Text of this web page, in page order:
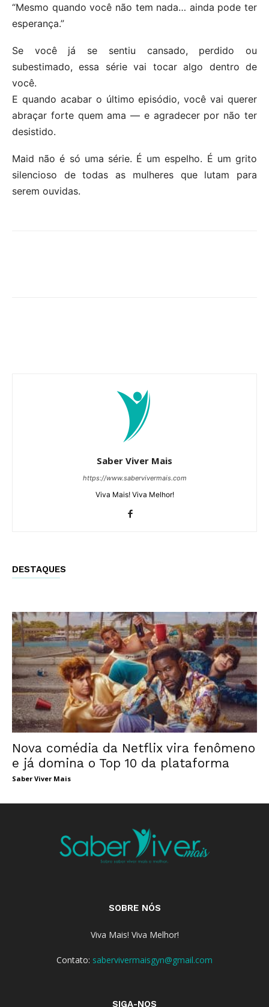
“Mesmo quando você não tem nada… ainda pode ter
esperança.”
Se você já se sentiu cansado, perdido ou
subestimado, essa série vai tocar algo dentro de
você.
E quando acabar o último episódio, você vai querer
abraçar forte quem ama — e agradecer por não ter
desistido.
Maid não é só uma série. É um espelho. É um grito
silencioso de todas as mulheres que lutam para
serem ouvidas.
Saber Viver Mais
https://www.sabervivermais.com
Viva Mais! Viva Melhor!
DESTAQUES
Nova comédia da Netflix vira fenômeno
e já domina o Top 10 da plataforma
Saber Viver Mais
SOBRE NÓS
Viva Mais! Viva Melhor!
Contato: sabervivermaisgyn@gmail.com
SIGA-NOS